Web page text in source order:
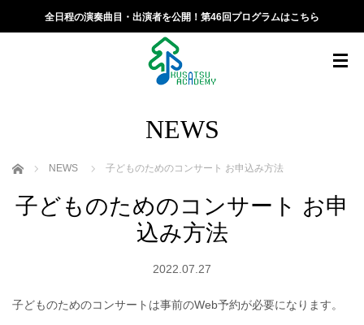
全日程の演奏曲目・出演者を公開！第46回プログラムはこちら
NEWS
ホーム NEWS 子どものためのコンサート お申込み方法
子どものためのコンサート お申
込み方法
2022.07.27
子どものためのコンサートは事前のWeb予約が必要になります。